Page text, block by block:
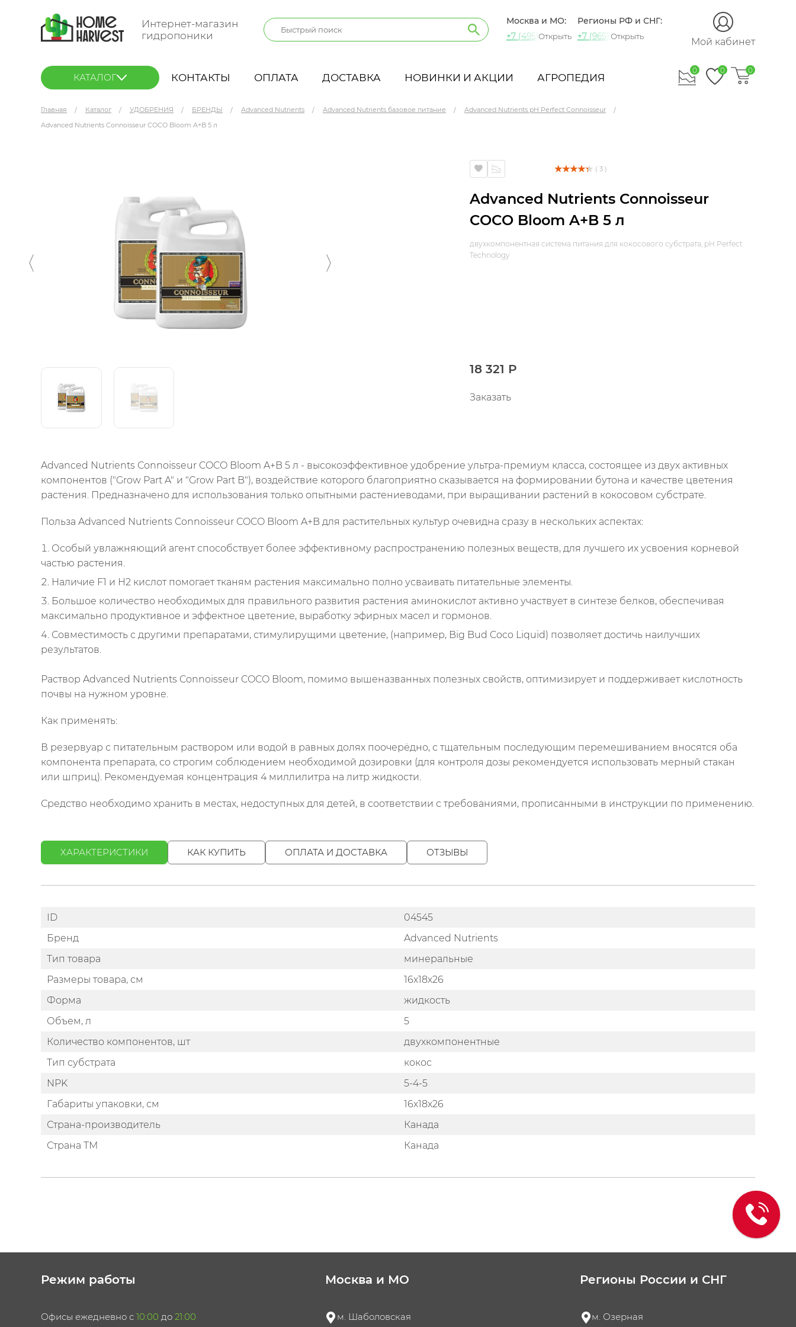
Интернет-магазин
гидропоники
Москва и МО:
+7 (495) 721-60-15
Открыть
Регионы РФ и СНГ:
+7 (965) 420-10-10
Открыть Мой кабинет
КАТАЛОГ КОНТАКТЫ ОПЛАТА ДОСТАВКА НОВИНКИ И АКЦИИ АГРОПЕДИЯ
0 0 0
Главная Каталог УДОБРЕНИЯ БРЕНДЫ Advanced Nutrients Advanced Nutrients базовое питание
Advanced Nutrients pH Perfect Connoisseur
Advanced Nutrients Connoisseur COCO Bloom A+B 5 л
( 3 )
Advanced Nutrients Connoisseur
COCO Bloom A+B 5 л
двухкомпонентная система питания для кокосового субстрата, pH Perfect
Technology
18 321 Р
Заказать
Advanced Nutrients Connoisseur COCO Bloom A+B 5 л - высокоэффективное удобрение ультра-премиум класса, состоящее из двух активных
компонентов ("Grow Part A" и "Grow Part B"), воздействие которого благоприятно сказывается на формировании бутона и качестве цветения
растения. Предназначено для использования только опытными растениеводами, при выращивании растений в кокосовом субстрате.
Польза Advanced Nutrients Connoisseur COCO Bloom A+B для растительных культур очевидна сразу в нескольких аспектах:
Особый увлажняющий агент способствует более эффективному распространению полезных веществ, для лучшего их усвоения корневой
частью растения.
Наличие F1 и H2 кислот помогает тканям растения максимально полно усваивать питательные элементы.
Большое количество необходимых для правильного развития растения аминокислот активно участвует в синтезе белков, обеспечивая
максимально продуктивное и эффектное цветение, выработку эфирных масел и гормонов.
Совместимость с другими препаратами, стимулирущими цветение, (например, Big Bud Coco Liquid) позволяет достичь наилучших
результатов.
Раствор Advanced Nutrients Connoisseur COCO Bloom, помимо вышеназванных полезных свойств, оптимизирует и поддерживает кислотность
почвы на нужном уровне.
Как применять:
В резервуар с питательным раствором или водой в равных долях поочерёдно, с тщательным последующим перемешиванием вносятся оба
компонента препарата, со строгим соблюдением необходимой дозировки (для контроля дозы рекомендуется использовать мерный стакан
или шприц). Рекомендуемая концентрация 4 миллилитра на литр жидкости.
Средство необходимо хранить в местах, недоступных для детей, в соответствии с требованиями, прописанными в инструкции по применению.
ХАРАКТЕРИСТИКИ КАК КУПИТЬ ОПЛАТА И ДОСТАВКА ОТЗЫВЫ
ID
04545
Бренд
Advanced Nutrients
Тип товара
минеральные
Размеры товара, см
16х18х26
Форма
жидкость
Объем, л
5
Количество компонентов, шт
двухкомпонентные
Тип субстрата
кокос
NPK
5-4-5
Габариты упаковки, см
16х18х26
Страна-производитель
Канада
Страна ТМ
Канада
Режим работы
Офисы ежедневно с 10:00 до 21:00
Москва и МО
м. Шаболовская
Регионы России и СНГ
м. Озерная